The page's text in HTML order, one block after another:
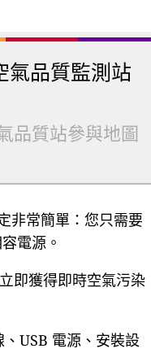
氣品質監測站
品質站參與地圖
非常簡單：您只需要
電源。
即獲得即時空氣污染
USB 電源、安裝設